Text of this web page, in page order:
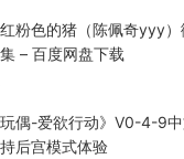
粉色的猪（陈佩奇yyy
– 百度网盘下载
玩偶-爱欲行动》V0-4-9
后宫模式体验